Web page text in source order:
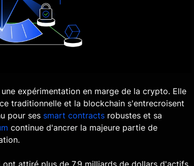
expérimentation en marge de la crypto. Elle
traditionnelle et la blockchain s'entrecroisent
pour ses smart contracts robustes et sa
continue d'ancrer la majeure partie de